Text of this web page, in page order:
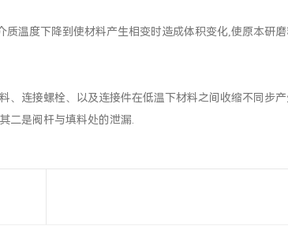
度下降到使材料产生相变时造成体积变化,使原本研
连接螺栓、以及连接件在低温下材料之间收缩不同步
二是阀杆与填料处的泄漏.